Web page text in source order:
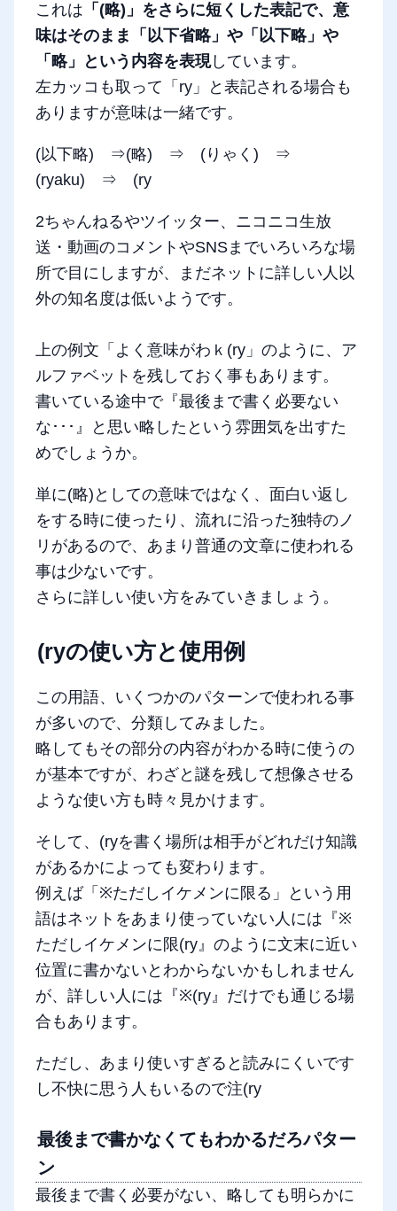
これは 「(略)」をさらに短くした表記で、意
味はそのまま「以下省略」や「以下略」や
「略」という内容を表現しています。
左カッコも取って「ry」と表記される場合も
ありますが意味は一緒です。
(以下略) ⇒(略) ⇒ (りゃく) ⇒
(ryaku) ⇒ (ry
2ちゃんねるやツイッター、ニコニコ生放
送・動画のコメントやSNSまでいろいろな場
所で目にしますが、まだネットに詳しい人以
外の知名度は低いようです。
上の例文「よく意味がわｋ(ry」のように、ア
ルファベットを残しておく事もあります。
書いている途中で『最後まで書く必要ない
な･･･』と思い略したという雰囲気を出すた
めでしょうか。
単に(略)としての意味ではなく、面白い返し
をする時に使ったり、流れに沿った独特のノ
リがあるので、あまり普通の文章に使われる
事は少ないです。
さらに詳しい使い方をみていきましょう。
(ryの使い方と使用例
この用語、いくつかのパターンで使われる事
が多いので、分類してみました。
略してもその部分の内容がわかる時に使うの
が基本ですが、わざと謎を残して想像させる
ような使い方も時々見かけます。
そして、(ryを書く場所は相手がどれだけ知識
があるかによっても変わります。
例えば「※ただしイケメンに限る」という用
語はネットをあまり使っていない人には『※
ただしイケメンに限(ry』のように文末に近い
位置に書かないとわからないかもしれません
が、詳しい人には『※(ry』だけでも通じる場
合もあります。
ただし、あまり使いすぎると読みにくいです
し不快に思う人もいるので注(ry
最後まで書かなくてもわかるだろパター
ン
最後まで書く必要がない、略しても明らかに